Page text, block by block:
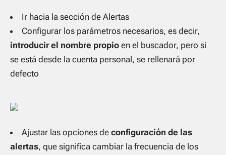
Ir hacia la sección de Alertas
Configurar los parámetros necesarios, es decir,
introducir el nombre propio en el buscador, pero si
se está desde la cuenta personal, se rellenará por
defecto
Ajustar las opciones de configuración de las
alertas, que significa cambiar la frecuencia de los